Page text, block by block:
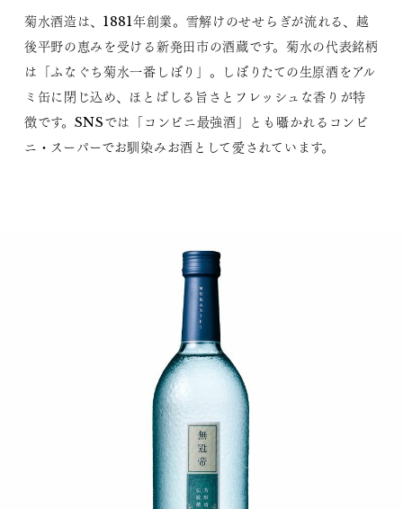
菊水酒造は、1881年創業。雪解けのせせらぎが流れる、越
後平野の恵みを受ける新発田市の酒蔵です。菊水の代表銘柄
は「ふなぐち菊水一番しぼり」。しぼりたての生原酒をアル
ミ缶に閉じ込め、ほとばしる旨さとフレッシュな香りが特
徴です。SNSでは「コンビニ最強酒」とも囁かれるコンビ
ニ・スーパーでお馴染みお酒として愛されています。